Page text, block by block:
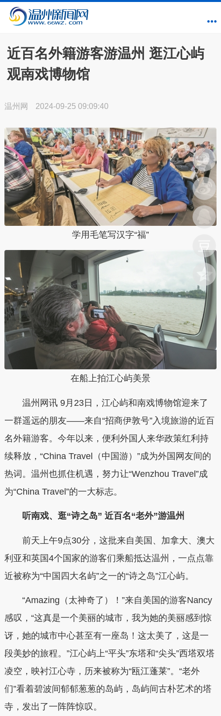
近百名外籍游客游温州 逛江心屿
观南戏博物馆
温州网 2024-09-25 09:09:40
学用毛笔写汉字“福”
在船上拍江心屿美景
温州网讯 9月23日，江心屿和南戏博物馆迎来了
一群遥远的朋友——来自“招商伊敦号”入境旅游的近百
名外籍游客。今年以来，便利外国人来华政策红利持
续释放，“China Travel（中国游）”成为外国网友间的
热词。温州也抓住机遇，努力让“Wenzhou Travel”成
为“China Travel”的一大标志。
听南戏、逛“诗之岛” 近百名“老外”游温州
前天上午9点30分，这批来自美国、加拿大、澳大
利亚和英国4个国家的游客们乘船抵达温州，一点点靠
近被称为“中国四大名屿”之一的“诗之岛”江心屿。
“Amazing（太神奇了）！”来自美国的游客Nancy
感叹，“这真是一个美丽的城市，我为她的美丽感到惊
讶，她的城市中心甚至有一座岛！这太美了，这是一
段美妙的旅程。”江心屿上“平头”东塔和“尖头”西塔双塔
凌空，映衬江心寺，历来被称为“瓯江蓬莱”。“老外
们”看着碧波间郁郁葱葱的岛屿，岛屿间古朴艺术的塔
寺，发出了一阵阵惊叹。